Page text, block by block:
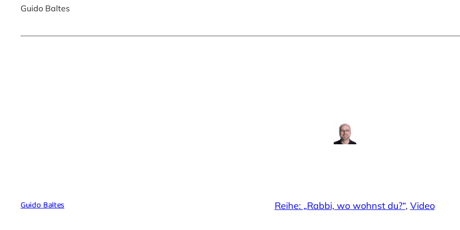
Guido Baltes
Guido Baltes Reihe: „Rabbi, wo wohnst du?“, Video